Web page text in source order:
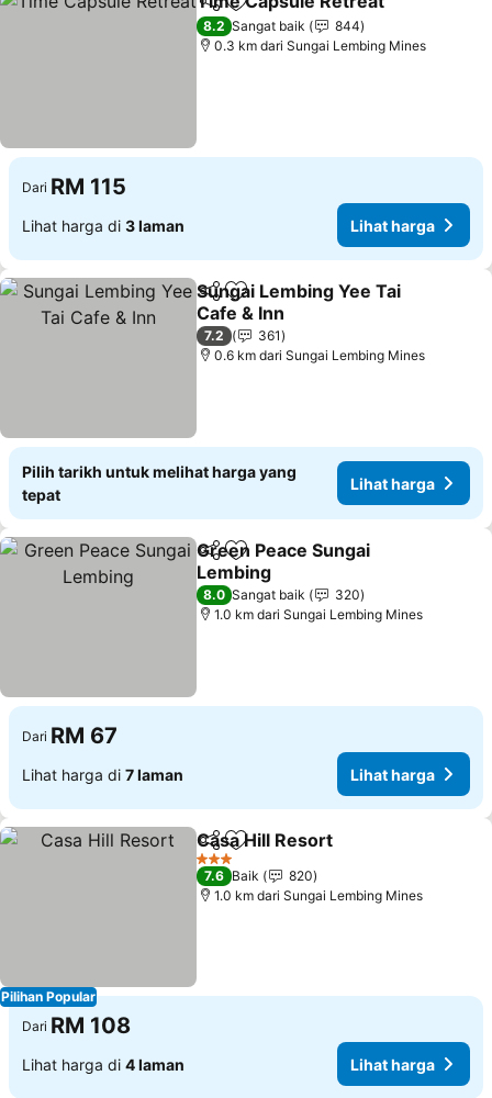
KongsiTambah ke favorit
8.2 Sangat baik
844
0.3 km dari Sungai Lembing Mines
Dari RM 115
Lihat harga di 3 laman Lihat harga
KongsiTambah ke favorit
Sungai Lembing Yee Tai
Cafe & Inn
7.2
361
0.6 km dari Sungai Lembing Mines
Pilih tarikh untuk melihat harga yang
tepat
Lihat harga
KongsiTambah ke favorit
Green Peace Sungai
Lembing
8.0 Sangat baik
320
1.0 km dari Sungai Lembing Mines
Dari RM 67
Lihat harga di 7 laman Lihat harga
Pilihan Popular
KongsiTambah ke favorit
Casa Hill Resort
3 Bintang
7.6 Baik
820
1.0 km dari Sungai Lembing Mines
Dari RM 108
Lihat harga di 4 laman Lihat harga